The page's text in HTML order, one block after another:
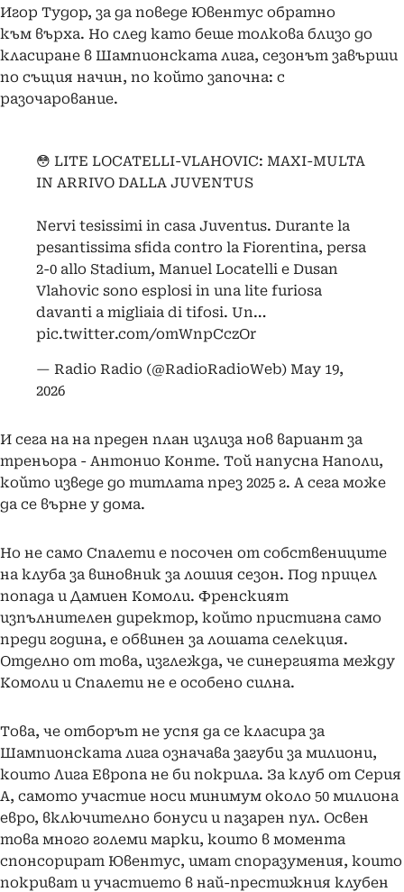
Игор Тудор, за да поведе Ювентус обратно
към върха. Но след като беше толкова близо до
класиране в Шампионската лига, сезонът завърши
по същия начин, по който започна: с
разочарование.
😳 LITE LOCATELLI-VLAHOVIC: MAXI-MULTA
IN ARRIVO DALLA JUVENTUS
Nervi tesissimi in casa Juventus. Durante la
pesantissima sfida contro la Fiorentina, persa
2-0 allo Stadium, Manuel Locatelli e Dusan
Vlahovic sono esplosi in una lite furiosa
davanti a migliaia di tifosi. Un…
pic.twitter.com/omWnpCczOr
— Radio Radio (@RadioRadioWeb) May 19,
2026
И сега на на преден план излиза нов вариант за
треньора - Антонио Конте. Той напусна Наполи,
който изведе до титлата през 2025 г. А сега може
да се върне у дома.
Но не само Спалети е посочен от собствениците
на клуба за виновник за лошия сезон. Под прицел
попада и Дамиен Комоли. Френският
изпълнителен директор, който пристигна само
преди година, е обвинен за лошата селекция.
Отделно от това, изглежда, че синергията между
Комоли и Спалети не е особено силна.
Това, че отборът не успя да се класира за
Шампионската лига означава загуби за милиони,
които Лига Европа не би покрила. За клуб от Серия
А, самото участие носи минимум около 50 милиона
евро, включително бонуси и пазарен пул. Освен
това много големи марки, които в момента
спонсорират Ювентус, имат споразумения, които
покриват и участието в най-престижния клубен